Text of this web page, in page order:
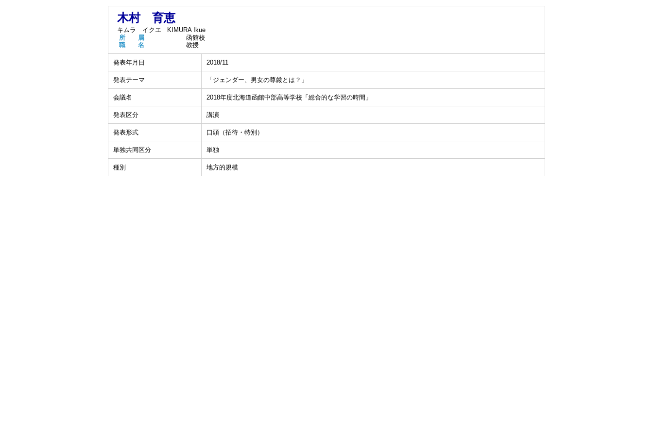
木村 育恵
キムラ イクエ
KIMURA Ikue
所 属
函館校
職 名
教授
発表年月日 2018/11
発表テーマ 「ジェンダー、男女の尊厳とは？」
会議名 2018年度北海道函館中部高等学校「総合的な学習の時間」
発表区分 講演
発表形式 口頭（招待・特別）
単独共同区分 単独
種別 地方的規模